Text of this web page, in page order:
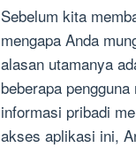
Sebelum kita
mengapa Anda
alasan utamanya
beberapa
informasi pribadi
akses aplikasi ini,